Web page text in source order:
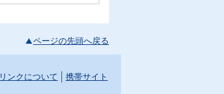
ページの先頭へ戻る
リンクについて 携帯サイト